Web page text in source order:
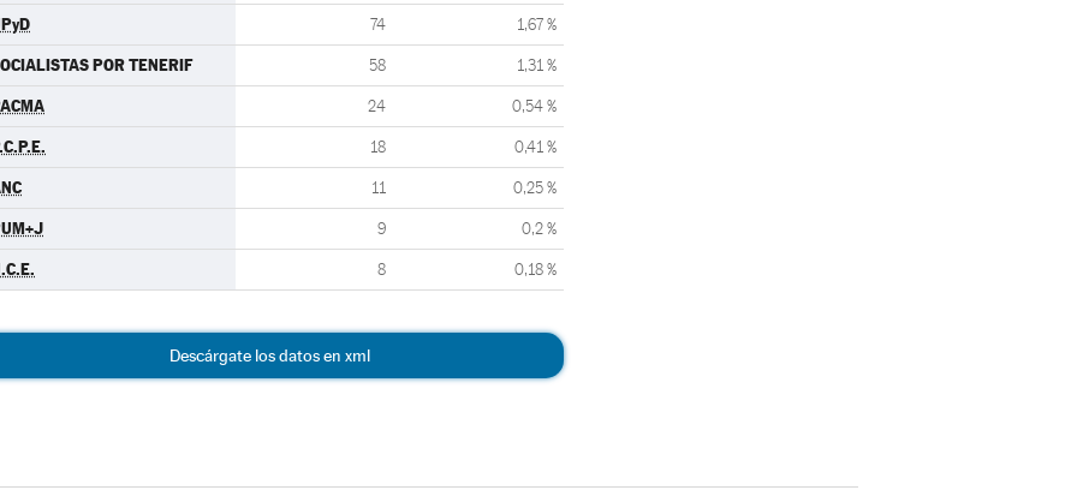
74 1,67 %
POR TENERIF 58 1,31 %
24 0,54 %
18 0,41 %
11 0,25 %
9 0,2 %
8 0,18 %
Descárgate los datos en xml